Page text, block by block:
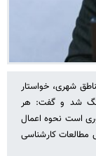
شهری، خواستار
شد و گفت: هر
است نحوه اعمال
مطالعات کارشناسی